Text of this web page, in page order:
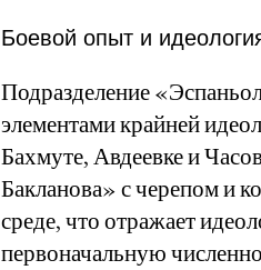
Боевой опыт и
Подразделение
элементами крайней
Бахмуте, Авдеевке и
Бакланова» с черепом и
среде, что отражает
первоначальную